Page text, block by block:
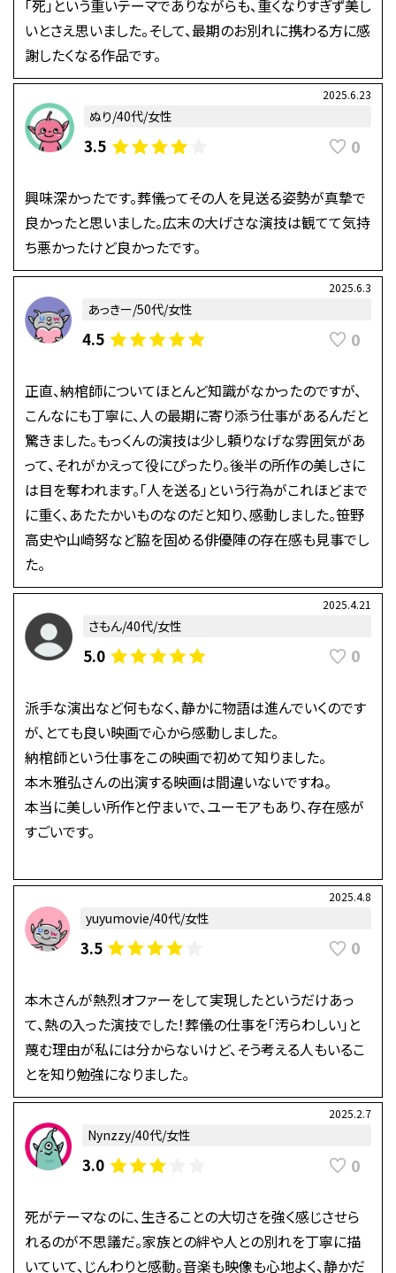
「死」という重いテーマでありながらも、重くなりすぎず美し
いとさえ思いました。そして、最期のお別れに携わる方に感
謝したくなる作品です。
2025.6.23
ぬり/40代/女性
3.5 0
興味深かったです。葬儀ってその人を見送る姿勢が真摯で
良かったと思いました。広末の大げさな演技は観てて気持
ち悪かったけど良かったです。
2025.6.3
あっきー/50代/女性
4.5 0
正直、納棺師についてほとんど知識がなかったのですが、
こんなにも丁寧に、人の最期に寄り添う仕事があるんだと
驚きました。もっくんの演技は少し頼りなげな雰囲気があ
って、それがかえって役にぴったり。後半の所作の美しさに
は目を奪われます。「人を送る」という行為がこれほどまで
に重く、あたたかいものなのだと知り、感動しました。笹野
高史や山崎努など脇を固める俳優陣の存在感も見事でし
た。
2025.4.21
さもん/40代/女性
5.0 0
派手な演出など何もなく、静かに物語は進んでいくのです
が、とても良い映画で心から感動しました。
納棺師という仕事をこの映画で初めて知りました。
本木雅弘さんの出演する映画は間違いないですね。
本当に美しい所作と佇まいで、ユーモアもあり、存在感が
すごいです。
2025.4.8
yuyumovie/40代/女性
3.5 0
本木さんが熱烈オファーをして実現したというだけあっ
て、熱の入った演技でした！葬儀の仕事を「汚らわしい」と
蔑む理由が私には分からないけど、そう考える人もいるこ
とを知り勉強になりました。
2025.2.7
Nynzzy/40代/女性
3.0 0
死がテーマなのに、生きることの大切さを強く感じさせら
れるのが不思議だ。家族との絆や人との別れを丁寧に描
いていて、じんわりと感動。音楽も映像も心地よく、静かだ